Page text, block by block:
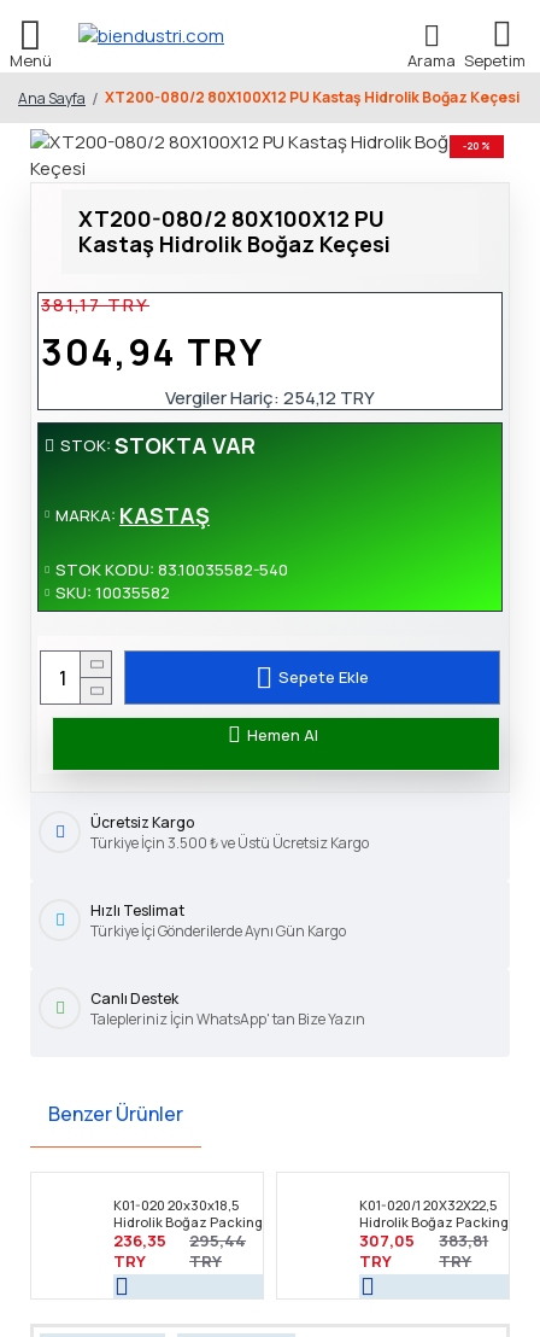
Ana Sayfa XT200-080/2 80X100X12 PU Kastaş Hidrolik Boğaz Keçesi
-20 %
XT200-080/2 80X100X12 PU
Kastaş Hidrolik Boğaz Keçesi
STOK: STOKTA VAR
MARKA: KASTAŞ
STOK KODU: 83.10035582-540
SKU: 10035582
304,94 TRY
381,17 TRY
Vergiler Hariç:254,12 TRY
Sepete Ekle
Hemen Al
Ücretsiz Kargo
Türkiye İçin 3.500 ₺ ve Üstü Ücretsiz Kargo
Hızlı Teslimat
Türkiye İçi Gönderilerde Aynı Gün Kargo
Canlı Destek
Talepleriniz İçin WhatsApp' tan Bize Yazın
Benzer Ürünler
K01-020 20x30x18,5
Hidrolik Boğaz Packing
236,35
TRY
295,44
TRY
K01-020/1 20X32X22,5
Hidrolik Boğaz Packing
307,05
TRY
383,81
TRY